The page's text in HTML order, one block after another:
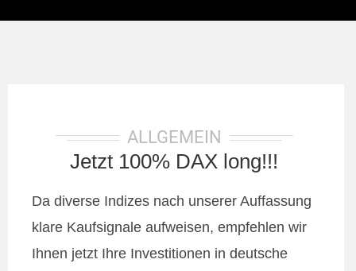
ALLGEMEIN
Jetzt 100% DAX long!!!
Da diverse Indizes nach unserer Auffassung
klare Kaufsignale aufweisen, empfehlen wir
Ihnen jetzt Ihre Investitionen in deutsche